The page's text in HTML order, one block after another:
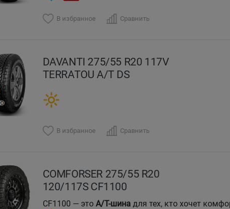
В избранное Сравнить
DAVANTI 275/55 R20 117V
TERRATOU A/T DS
В избранное Сравнить
COMFORSER 275/55 R20
120/117S CF1100
CF1100 — это A/T-шинадля тех, кто хочет